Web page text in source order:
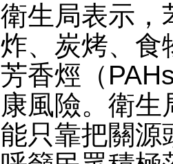
衛生局表示，
炸、炭烤、食
芳香烴（
康風險。衛
能只靠把關源